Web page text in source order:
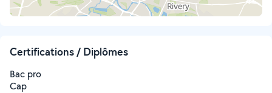
Certifications / Diplômes
Bac pro
Cap